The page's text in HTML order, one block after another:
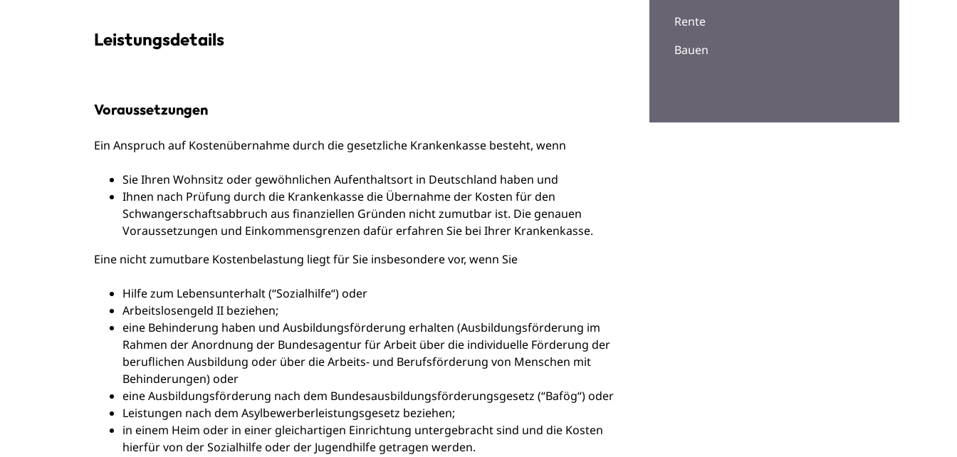
Leistungsdetails
Voraussetzungen
Ein Anspruch auf Kostenübernahme durch die gesetzliche Krankenkasse besteht, wenn
Sie Ihren Wohnsitz oder gewöhnlichen Aufenthaltsort in Deutschland haben und
Ihnen nach Prüfung durch die Krankenkasse die Übernahme der Kosten für den
Schwangerschaftsabbruch aus finanziellen Gründen nicht zumutbar ist. Die genauen
Voraussetzungen und Einkommensgrenzen dafür erfahren Sie bei Ihrer Krankenkasse.
Eine nicht zumutbare Kostenbelastung liegt für Sie insbesondere vor, wenn Sie
Hilfe zum Lebensunterhalt (“Sozialhilfe“) oder
Arbeitslosengeld II beziehen;
eine Behinderung haben und Ausbildungsförderung erhalten (Ausbildungsförderung im
Rahmen der Anordnung der Bundesagentur für Arbeit über die individuelle Förderung der
beruflichen Ausbildung oder über die Arbeits- und Berufsförderung von Menschen mit
Behinderungen) oder
eine Ausbildungsförderung nach dem Bundesausbildungsförderungsgesetz (“Bafög“) oder
Leistungen nach dem Asylbewerberleistungsgesetz beziehen;
in einem Heim oder in einer gleichartigen Einrichtung untergebracht sind und die Kosten
hierfür von der Sozialhilfe oder der Jugendhilfe getragen werden.
Rente
Bauen